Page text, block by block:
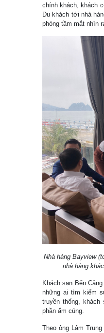
chính khách, khách
Du khách tới nhà
phóng tầm mắt nhìn
Nhà hàng Bayview
nhà hàng
Khách sạn Bến
những ai tìm kiếm
truyền thống,
phần ấm cúng.
Theo ông Lâm